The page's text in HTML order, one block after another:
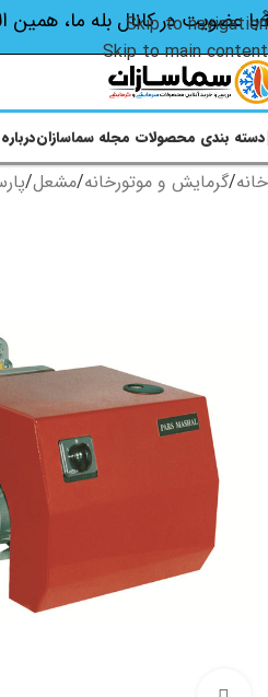
Skip to navigation
Skip to main content
عضویت در کانال بله ما،
دسته بندی محصولات مجله سماسازان
خانه/گرمایش و موتورخانه/مشعل/